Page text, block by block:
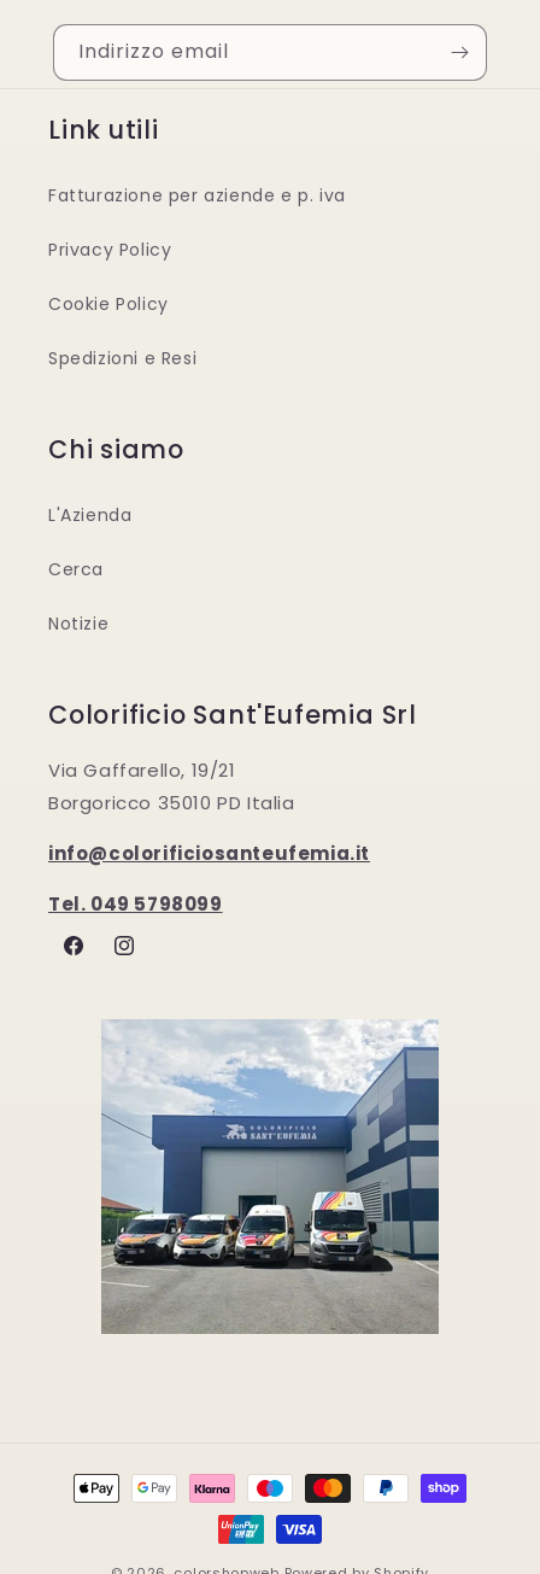
Indirizzo email
Link utili
Fatturazione per aziende e p. iva
Privacy Policy
Cookie Policy
Spedizioni e Resi
Chi siamo
L'Azienda
Cerca
Notizie
Colorificio Sant'Eufemia Srl
Via Gaffarello, 19/21
Borgoricco 35010 PD Italia
info@colorificiosanteufemia.it
Tel. 049 5798099
FacebookInstagram
Metodi